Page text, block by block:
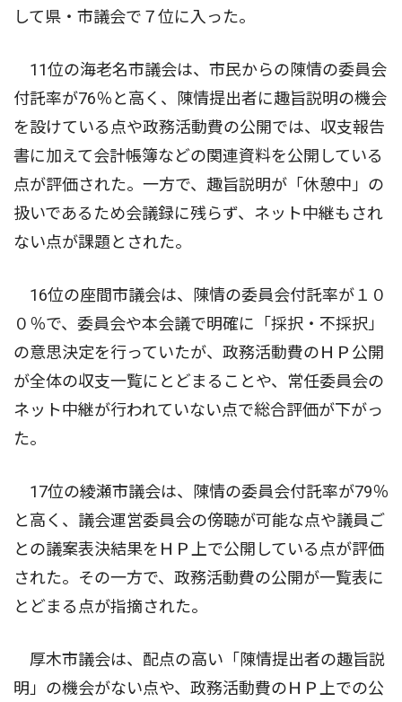
して県・市議会で７位に入った。
11位の海老名市議会は、市民からの陳情の委員会
付託率が76％と高く、陳情提出者に趣旨説明の機会
を設けている点や政務活動費の公開では、収支報告
書に加えて会計帳簿などの関連資料を公開している
点が評価された。一方で、趣旨説明が「休憩中」の
扱いであるため会議録に残らず、ネット中継もされ
ない点が課題とされた。
16位の座間市議会は、陳情の委員会付託率が１０
０％で、委員会や本会議で明確に「採択・不採択」
の意思決定を行っていたが、政務活動費のＨＰ公開
が全体の収支一覧にとどまることや、常任委員会の
ネット中継が行われていない点で総合評価が下がっ
た。
17位の綾瀬市議会は、陳情の委員会付託率が79％
と高く、議会運営委員会の傍聴が可能な点や議員ご
との議案表決結果をＨＰ上で公開している点が評価
された。その一方で、政務活動費の公開が一覧表に
とどまる点が指摘された。
厚木市議会は、配点の高い「陳情提出者の趣旨説
明」の機会がない点や、政務活動費のＨＰ上での公